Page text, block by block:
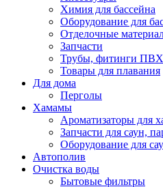
Химия для бассейна
Оборудование для
Отделочные
Запчасти
Трубы, фитинги ПВХ
Товары для плавания
Для дома
Перголы
Хамамы
Ароматизаторы для
Запчасти для саун,
Оборудование для
Автополив
Очистка воды
Бытовые фильтры